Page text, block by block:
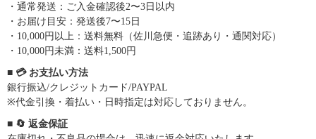
・通常発送：ご入金確認後2〜3日以内
・お届け目安：発送後7〜15日
・10,000円以上：送料無料（佐川急便・追跡あり・通関対応）
・10,000円未満：送料1,500円
■ 💳 お支払い方法
銀行振込/クレジットカード/PAYPAL
※代金引換・着払い・日時指定は対応しておりません。
■ 🔄 返金保証